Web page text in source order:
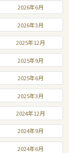
2026年6月
2026年3月
2025年12月
2025年9月
2025年6月
2025年3月
2024年12月
2024年9月
2024年6月